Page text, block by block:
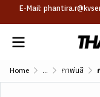
E-Mail:
Home ... กาพ่นสี